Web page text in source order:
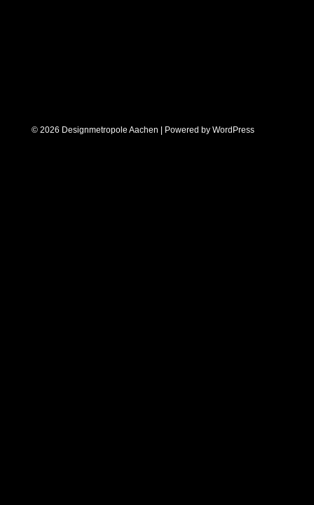
© 2026 Designmetropole Aachen | Powered by WordPress